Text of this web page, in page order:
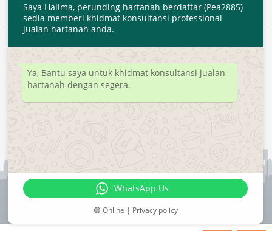
2020 © EjenHartanahKL.com. All Right Reserved.
Developed byMyTranspro
Saya Halima, perunding hartanah berdaftar (Pea2885)
sedia memberi khidmat konsultansi professional
jualan hartanah anda.
Ya, Bantu saya untuk khidmat konsultansi jualan
hartanah dengan segera.
WhatsApp Us
🟢 Online | Privacy policy